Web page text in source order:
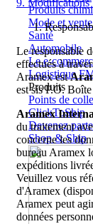
Produits
Mode et
Santé
Automobile
Le e-
Logistique
Produits
Points de
ClickToShip
Devenez
Shop & Ship
9.
Le responsable
effectués à
Aramex est
est sis P.O.
Aramex
du traitement
concerne les
bureau Aramex
expéditions
Veuillez vous
d'Aramex
Aramex peut
données